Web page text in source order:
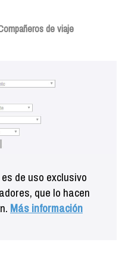
de viaje
de uso exclusivo
que lo hacen
Más información